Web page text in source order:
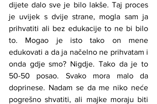
dijete dalo sve je bilo lakše. Taj proces
je uvijek s dvije strane, mogla sam ja
prihvatiti ali bez edukacije to ne bi bilo
to. Mogao je isto tako on mene
edukovati a da ja načelno ne prihvatam i
onda gdje smo? Nigdje. Tako da je to
50-50 posao. Svako mora malo da
doprinese. Nadam se da me niko neće
pogrešno shvatiti, ali majke moraju biti